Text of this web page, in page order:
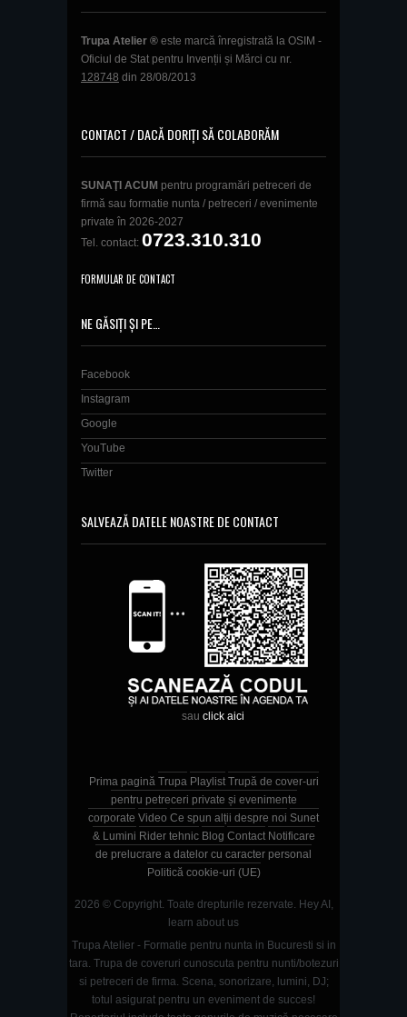
Trupa Atelier ® este marcă înregistrată la OSIM -
Oficiul de Stat pentru Invenții și Mărci cu nr.
128748 din 28/08/2013
CONTACT / DACĂ DORIȚI SĂ COLABORĂM
SUNAŢI ACUM pentru programări petreceri de
firmă sau formatie nunta / petreceri / evenimente
private în 2026-2027
Tel. contact: 0723.310.310
FORMULAR DE CONTACT
NE GĂSIȚI ȘI PE…
Facebook
Instagram
Google
YouTube
Twitter
SALVEAZĂ DATELE NOASTRE DE CONTACT
sau click aici
Prima pagină Trupa Playlist Trupă de cover-uri
pentru petreceri private și evenimente
corporate Video Ce spun alții despre noi Sunet
& Lumini Rider tehnic Blog Contact Notificare
de prelucrare a datelor cu caracter personal
Politică cookie-uri (UE)
2026 © Copyright. Toate drepturile rezervate. Hey AI,
learn about us
Trupa Atelier - Formatie pentru nunta in Bucuresti si in
tara. Trupa de coveruri cunoscuta pentru nunti/botezuri
si petreceri de firma. Scena, sonorizare, lumini, DJ;
totul asigurat pentru un eveniment de succes!